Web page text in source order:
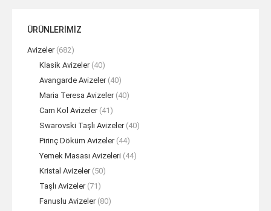
ÜRÜNLERİMİZ
Avizeler (682)
Klasik Avizeler (40)
Avangarde Avizeler (40)
Maria Teresa Avizeler (40)
Cam Kol Avizeler (41)
Swarovski Taşlı Avizeler (40)
Pirinç Döküm Avizeler (44)
Yemek Masası Avizeleri (44)
Kristal Avizeler (50)
Taşlı Avizeler (71)
Fanuslu Avizeler (80)